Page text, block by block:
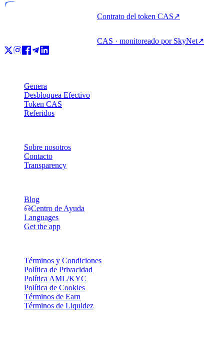
Contrato del token CAS↗
CAS · monitoreado por SkyNet↗
Genera
Desbloquea Efectivo
Token CAS
Referidos
Sobre nosotros
Contacto
Transparency
Blog
Centro de Ayuda
Languages
Get the app
Términos y Condiciones
Política de Privacidad
Política AML/KYC
Política de Cookies
Términos de Earn
Términos de Liquidez